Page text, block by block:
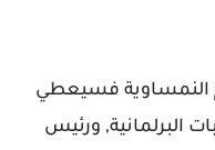
النمساوية فسيعطي
البرلمانية, ورئيس